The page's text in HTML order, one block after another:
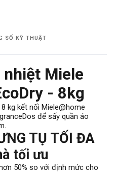
SỐ KỸ THUẬT
nhiệt Miele
- 8kg
kg kết nối Miele@home
để sấy quần áo
TỤ TỐI ĐA
tối ưu
50% so với định mức cho